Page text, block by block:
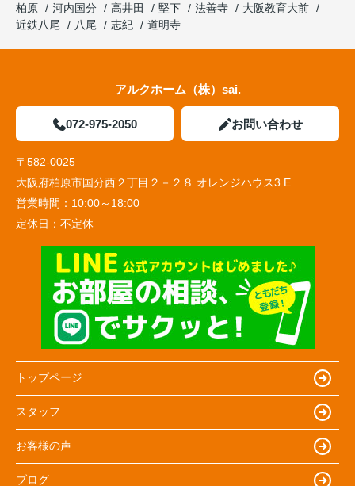
柏原
河内国分 高井田 堅下 法善寺
大阪教育大前
近鉄八尾
八尾 志紀 道明寺
アルクホーム（株）sai.
072-975-2050 お問い合わせ
〒582-0025
大阪府柏原市国分西２丁目２－２８ オレンジハウス3 E
営業時間： 10:00～18:00
定休日： 不定休
トップページ
スタッフ
お客様の声
ブログ